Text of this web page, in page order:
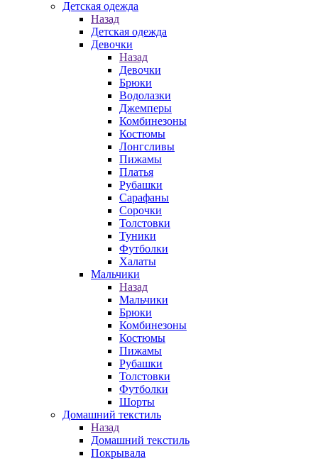
Детская одежда
Назад
Детская одежда
Девочки
Назад
Девочки
Брюки
Водолазки
Джемперы
Комбинезоны
Костюмы
Лонгсливы
Пижамы
Платья
Рубашки
Сарафаны
Сорочки
Толстовки
Туники
Футболки
Халаты
Мальчики
Назад
Мальчики
Брюки
Комбинезоны
Костюмы
Пижамы
Рубашки
Толстовки
Футболки
Шорты
Домашний текстиль
Назад
Домашний текстиль
Покрывала